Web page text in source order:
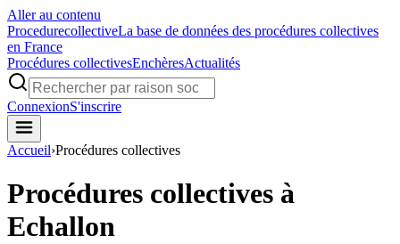
Aller au contenu
ProcedurecollectiveLa base de données des procédures collectives
en France
Procédures collectivesEnchèresActualités
ConnexionS'inscrire
Accueil›Procédures collectives
Procédures collectives à
Echallon